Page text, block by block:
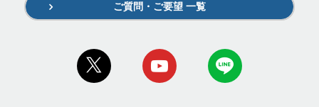
ご質問・ご要望 一覧